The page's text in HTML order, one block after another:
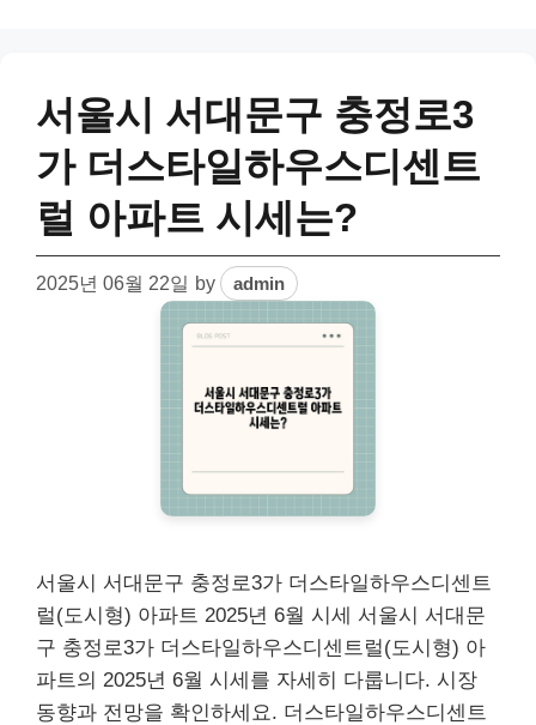
서울시 서대문구 충정로3
가 더스타일하우스디센트
럴 아파트 시세는?
2025년 06월 22일 by admin
서울시 서대문구 충정로3가 더스타일하우스디센트
럴(도시형) 아파트 2025년 6월 시세 서울시 서대문
구 충정로3가 더스타일하우스디센트럴(도시형) 아
파트의 2025년 6월 시세를 자세히 다룹니다. 시장
동향과 전망을 확인하세요. 더스타일하우스디센트